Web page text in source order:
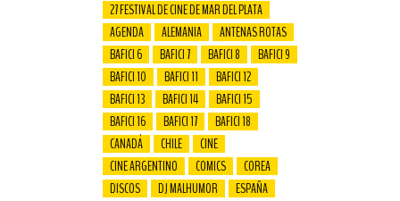
27 FESTIVAL DE CINE DE MAR DEL PLATA
AGENDA
ALEMANIA
ANTENAS ROTAS
BAFICI 6
BAFICI 7 BAFICI 8
BAFICI 9
BAFICI 10
BAFICI 11
BAFICI 12
BAFICI 13
BAFICI 14
BAFICI 15
BAFICI 16
BAFICI 17
BAFICI 18
CANADÁ
CHILE
CINE
CINE ARGENTINO
COMICS
COREA
DISCOS
DJ MALHUMOR
ESPAÑA